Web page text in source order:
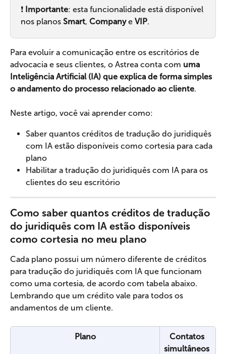
❗ Importante: esta funcionalidade está disponível
nos planos Smart, Company e VIP.
Para evoluir a comunicação entre os escritórios de
advocacia e seus clientes, o Astrea conta com uma
Inteligência Artificial (IA) que explica de forma simples
o andamento do processo relacionado ao cliente.
Neste artigo, você vai aprender como:
Saber quantos créditos de tradução do juridiquês
com IA estão disponíveis como cortesia para cada
plano
Habilitar a tradução do juridiquês com IA para os
clientes do seu escritório
Como saber quantos créditos de tradução
do juridiquês com IA estão disponíveis
como cortesia no meu plano
Cada plano possui um número diferente de créditos
para tradução do juridiquês com IA que funcionam
como uma cortesia, de acordo com tabela abaixo.
Lembrando que um crédito vale para todos os
andamentos de um cliente.
Plano
Contatos
simultâneos